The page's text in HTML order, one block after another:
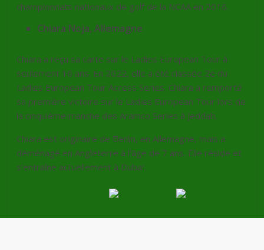
championnats nationaux de golf de la NCAA en 2016.
Chiara Noja, Allemagne
Chiara a reçu sa carte sur le Ladies European Tour à
seulement 16 ans. En 2022, elle a été classée 2e du
Ladies European Tour Access Series. Chiara a remporté
sa première victoire sur le Ladies European Tour lors de
la cinquième manche des Aramco Series à Jeddah.
Chiara est originaire de Berlin, en Allemagne, mais a
déménagé en Angleterre à l’âge de 7 ans. Elle réside et
s’entraîne actuellement à Dubaï.